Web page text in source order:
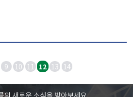
조되는 상황에서 공정경제 3법이
안을 모색하고자 재계와 학계 양
볼 수 있는 자리를 마련한 것이다.
부장, 정원석 조선 BIZ팀장, 박상인
대학교 행정대학원 교수), 김근성
9 10 11 12 13 14